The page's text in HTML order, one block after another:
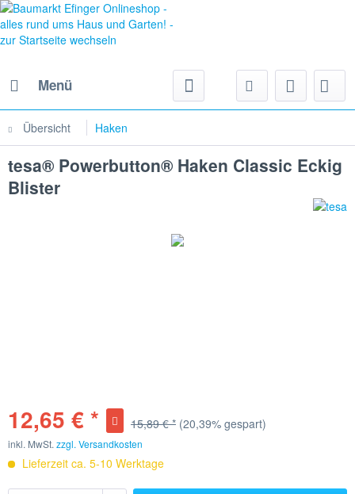
Menü
Übersicht Haken
tesa® Powerbutton® Haken Classic Eckig
Blister
12,65 € * 15,89 € * (20,39% gespart)
inkl. MwSt. zzgl. Versandkosten
Lieferzeit ca. 5-10 Werktage